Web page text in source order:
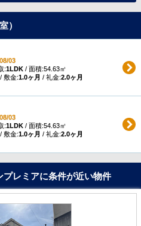
室）
03
:1LDK/ 面積:54.63㎡
敷金:1.0ヶ月 / 礼金:2.0ヶ月
03
:1LDK/ 面積:54.63㎡
敷金:1.0ヶ月 / 礼金:2.0ヶ月
レミアに条件が近い物件